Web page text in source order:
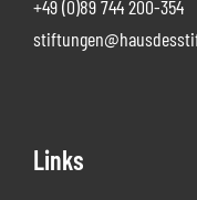
+49 (0)89 744 200-354
Links